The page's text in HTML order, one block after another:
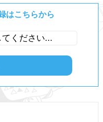
はこちらから